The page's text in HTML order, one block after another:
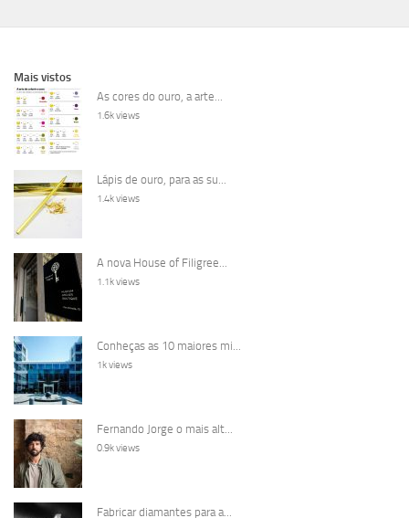
Mais vistos
As cores do ouro, a arte...
1.6k views
Lápis de ouro, para as su...
1.4k views
A nova House of Filigree...
1.1k views
Conheças as 10 maiores mi...
1k views
Fernando Jorge o mais alt...
0.9k views
Fabricar diamantes para a...